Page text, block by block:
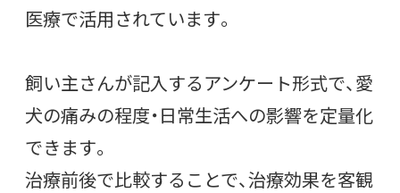
医療で活用されています。
飼い主さんが記入するアンケート形式で、愛
犬の痛みの程度・日常生活への影響を定量化
できます。
治療前後で比較することで、治療効果を客観